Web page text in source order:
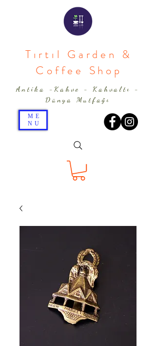
Tırtıl Garden &
Coffee Shop
ME
NU
Antika -Kahve - Kahvaltı -
Dünya Mutfağı